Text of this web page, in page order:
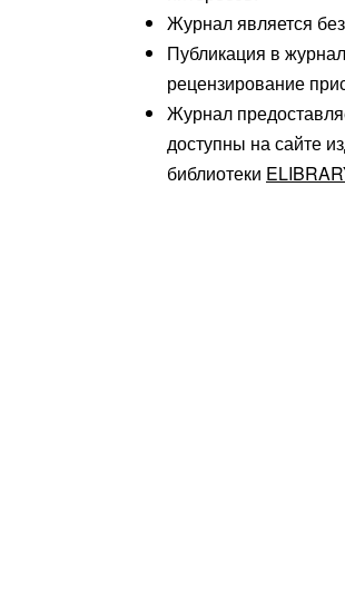
Журнал является
Публикация в
рецензирование
Журнал
доступны на сайте
библиотеки